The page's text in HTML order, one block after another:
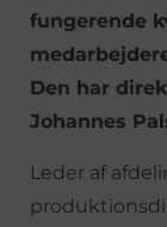
fungerende
Den har
Johannes
Leder af